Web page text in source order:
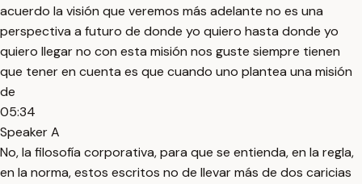
acuerdo la visión que veremos más adelante no es una
perspectiva a futuro de donde yo quiero hasta donde yo
quiero llegar no con esta misión nos guste siempre tienen
que tener en cuenta es que cuando uno plantea una misión
de
05:34
Speaker A
No, la filosofía corporativa, para que se entienda, en la regla,
en la norma, estos escritos no de llevar más de dos caricias